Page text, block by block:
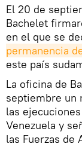
El 20 de
Bachelet
en el que se
permanencia
este país
La oficina de
septiembre un
las
Venezuela y
las Fuerzas de